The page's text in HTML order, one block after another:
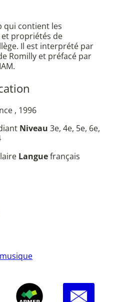
qui contient les
propriétés de
Il est interprété par
Romilly et préfacé par
, 1996
Niveau 3e, 4e, 5e, 6e,
Languefrançais